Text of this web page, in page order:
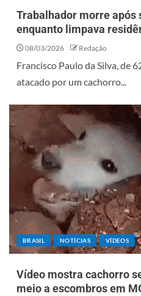
Trabalhador morre após
enquanto limpava
08/03/2026 Redação
Francisco Paulo da Silva, de
atacado por um cachorro...
BRASIL NOTÍCIAS VÍDEOS
Vídeo mostra cachorro
meio a escombros em